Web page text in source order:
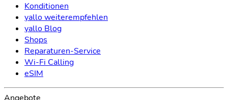
Konditionen
yallo weiterempfehlen
yallo Blog
Shops
Reparaturen-Service
Wi-Fi Calling
eSIM